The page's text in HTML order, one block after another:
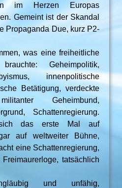
im Herzen Europas
Gemeint ist der Skandal
Propaganda Due, kurz P2-
was eine freiheitliche
Geheimpolitik,
innenpolitische
Betätigung, verdeckte
Geheimbund,
Schattenregierung.
das erste Mal auf
auf weltweiter Bühne,
eine Schattenregierung,
tatsächlich
und unfähig,